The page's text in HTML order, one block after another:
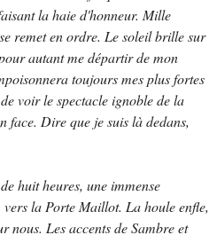
la haie d'honneur. Mille
remet en ordre. Le soleil brille sur
autant me départir de mon
toujours mes plus fortes
voir le spectacle ignoble de la
face. Dire que je suis là dedans,
huit heures, une immense
la Porte Maillot. La houle enfle,
nous. Les accents de Sambre et